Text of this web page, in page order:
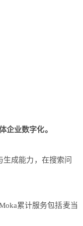
企业数字化。
成能力，在搜索问
累计服务包括麦当